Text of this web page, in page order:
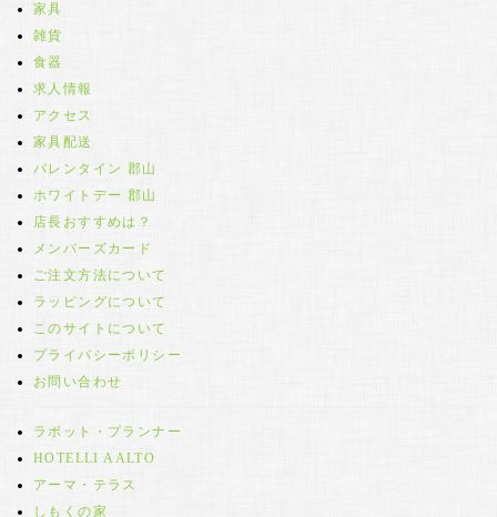
家具
雑貨
食器
求人情報
アクセス
家具配送
バレンタイン 郡山
ホワイトデー 郡山
店長おすすめは？
メンバーズカード
ご注文方法について
ラッピングについて
このサイトについて
プライバシーポリシー
お問い合わせ
ラボット・プランナー
HOTELLI AALTO
アーマ・テラス
しもくの家